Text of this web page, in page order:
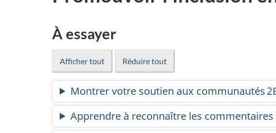
À essayer
Afficher tout Réduire tout
Montrer votre soutien aux communautés
Apprendre à reconnaître les